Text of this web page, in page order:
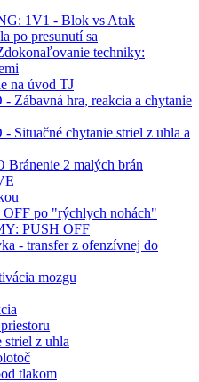
1V1 - Blok vs Atak
po presunutí sa
techniky:
na úvod TJ
hra, reakcia a chytanie
chytanie striel z uhla a
2 malých brán
po "rýchlych nohách"
PUSH OFF
- transfer z ofenzívnej do
mozgu
striel z uhla
tlakom